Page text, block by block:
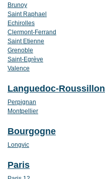
Brunoy
Saint Raphael
Echirolles
Clermont-Ferrand
Saint Etienne
Grenoble
Saint-Egrève
Valence
Languedoc-Roussillon
Perpignan
Montpellier
Bourgogne
Longvic
Paris